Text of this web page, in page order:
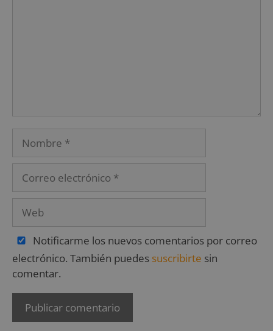
Notificarme los nuevos comentarios por correo
electrónico. También puedes suscribirte sin
comentar.